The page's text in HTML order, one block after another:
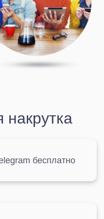
накрутка
бесплатно